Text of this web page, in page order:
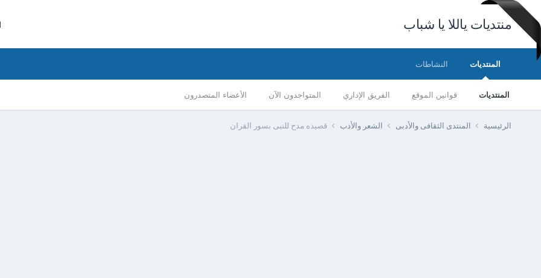
منتديات ياللا يا شباب
المنتديات
المنتديات قوانين الموقع الفريق الإداري المتواجدون الآن الأعضاء المتصدرون
النشاطات
الرئيسية المنتدى الثقافى والأدبى الشعر والأدب قصيده مدح للنبى بسور القران